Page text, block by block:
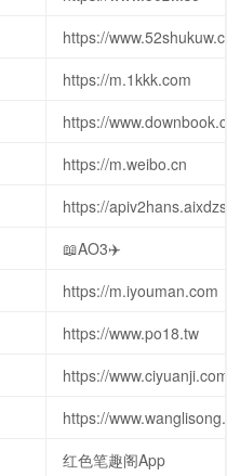
https://
https://m.1kkk.com
https://
https://m.weibo.cn
https://
📖AO3✈️
https://m.iyouman.com
https://www.po18.tw
https://
https://
红色笔趣阁App